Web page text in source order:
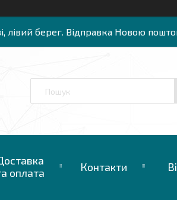
лівий берег. Відправка Новою
оплата
Контакти